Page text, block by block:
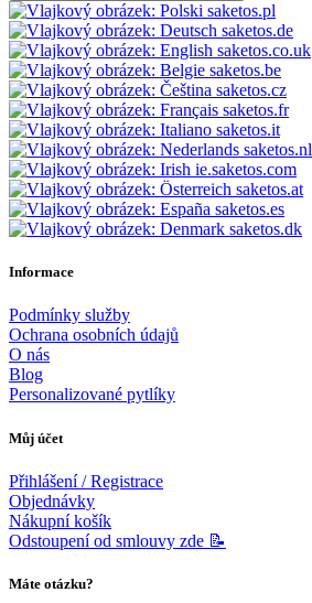
saketos.pl
saketos.de
saketos.co.uk
saketos.be
saketos.cz
saketos.fr
saketos.it
saketos.nl
ie.saketos.com
saketos.at
saketos.es
saketos.dk
Informace
Podmínky služby
Ochrana osobních údajů
O nás
Blog
Personalizované pytlíky
Můj účet
Přihlášení / Registrace
Objednávky
Nákupní košík
Odstoupení od smlouvy zde 📝
Máte otázku?